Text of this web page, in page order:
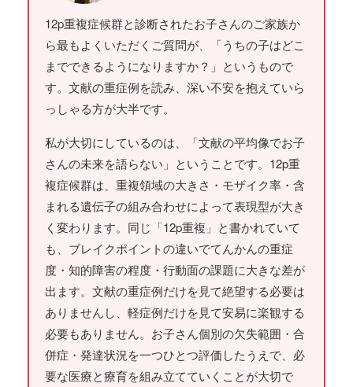
12p重複症候群と診断されたお子さんのご家族か
ら最もよくいただくご質問が、「うちの子はどこ
までできるようになりますか？」というもので
す。文献の重症例を読み、深い不安を抱えていら
っしゃる方が大半です。
私が大切にしているのは、「文献の平均像でお子
さんの未来を語らない」ということです。12p重
複症候群は、重複領域の大きさ・モザイク率・含
まれる遺伝子の組み合わせによって表現型が大き
く変わります。同じ「12p重複」と書かれていて
も、ブレイクポイントの違いでてんかんの重症
度・知的障害の程度・行動面の課題に大きな差が
出ます。文献の重症例だけを見て絶望する必要は
ありませんし、軽症例だけを見て安易に楽観する
必要もありません。お子さん個別の欠失範囲・合
併症・発達状況を一つひとつ評価したうえで、必
要な医療と療育を組み立てていくことが大切で